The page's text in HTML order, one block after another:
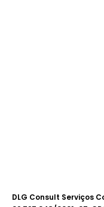
DLG Consult Serviços